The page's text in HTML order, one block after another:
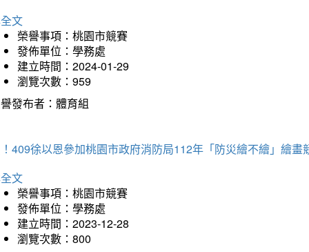
文
榮譽事項：桃園市競賽
發佈單位：學務處
建立時間：2024-01-29
瀏覽次數：959
發布者：體育組
409徐以恩參加桃園市政府消防局112年「防災繪不繪」繪畫
文
榮譽事項：桃園市競賽
發佈單位：學務處
建立時間：2023-12-28
瀏覽次數：800